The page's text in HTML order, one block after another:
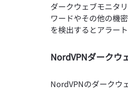
ダークウェブモニタ
ワードやその他の機
を検出するとアラート
NordVPNダークウ
NordVPNのダークウ